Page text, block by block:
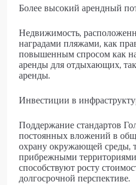
Более высокий арендный
Недвижимость,
наградами пляжами, как
повышенным спросом как
аренды для отдыхающих,
аренды.
Инвестиции в
Поддержание стандартов
постоянных вложений в
охрану окружающей среды,
прибрежными
способствуют росту
долгосрочной перспективе.